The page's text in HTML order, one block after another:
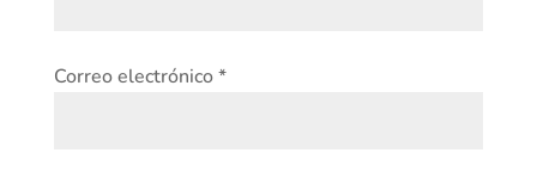
Correo electrónico*